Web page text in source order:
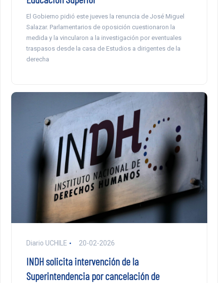
El Gobierno pidió este jueves la renuncia de José Miguel
Salazar. Parlamentarios de oposición cuestionaron la
medida y la vincularon a la investigación por eventuales
traspasos desde la casa de Estudios a dirigentes de la
derecha
Diario UCHILE 20-02-2026
INDH solicita intervención de la
Superintendencia por cancelación de